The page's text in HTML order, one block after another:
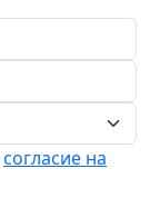
согласие на